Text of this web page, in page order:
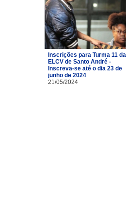
Inscrições para Turma 11 da
ELCV de Santo André -
Inscreva-se até o dia 23 de
junho de 2024
21/05/2024